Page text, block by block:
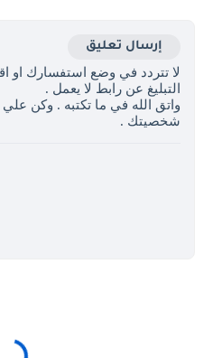
إرسال تعليق
لا تتردد في وضع استفسارك او
التبليغ عن رابط لا يعمل .
واتق الله في ما تكتبه . وكن علي
شخصيتك .